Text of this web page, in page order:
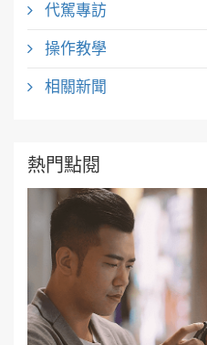
代駕專訪
操作教學
相關新聞
熱門點閱